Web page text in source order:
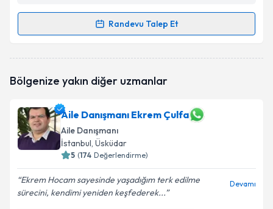
Takvim Talebini Gönder
Randevu Talep Et
Randevu Takvimi Talebi
oluşturun. Size bu uzmandan randevu almanız için bir
E-posta Adresiniz
Kişisel verilerimin işlenmesine ilişkinAydınlatma
Metni'ni okudum ve kişisel verilerimin belirtilen
Bölgenize yakın diğer uzmanlar
Aile Danışmanı Ekrem Çulfa
Aile Danışmanı
İstanbul, Üsküdar
5 (174 Değerlendirme)
Ekrem Hocam sayesinde yaşadığım terk edilme
sürecini, kendimi yeniden keşfederek...
Devamı